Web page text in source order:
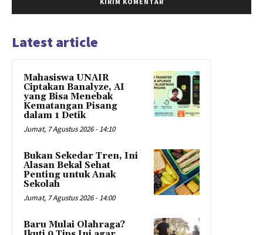
Latest article
Mahasiswa UNAIR
Ciptakan Banalyze, AI
yang Bisa Menebak
Kematangan Pisang
dalam 1 Detik
Jumat, 7 Agustus 2026 - 14:10
Bukan Sekedar Tren, Ini
Alasan Bekal Sehat
Penting untuk Anak
Sekolah
Jumat, 7 Agustus 2026 - 14:00
Baru Mulai Olahraga?